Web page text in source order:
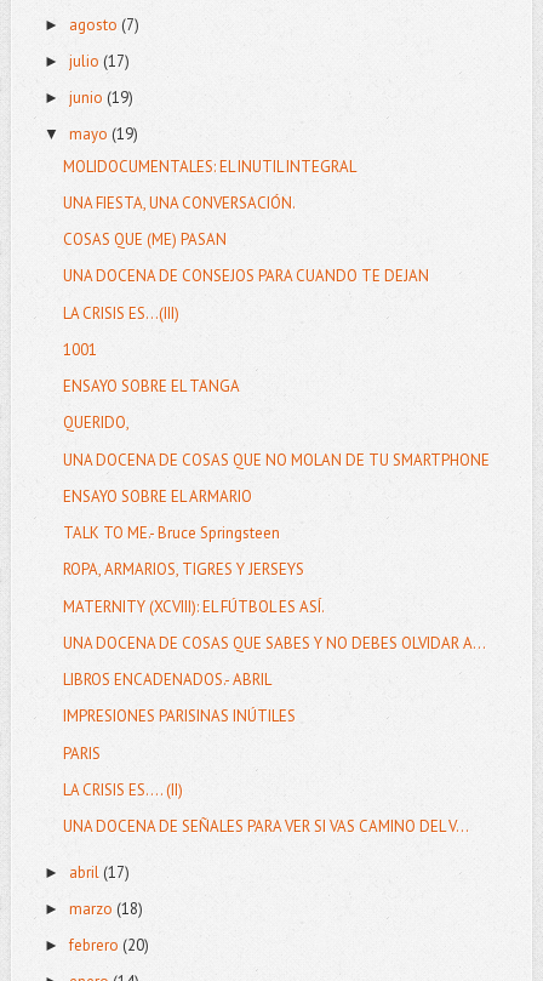
► agosto (7)
► julio (17)
► junio (19)
▼ mayo (19)
MOLIDOCUMENTALES: EL INUTIL INTEGRAL
UNA FIESTA, UNA CONVERSACIÓN.
COSAS QUE (ME) PASAN
UNA DOCENA DE CONSEJOS PARA CUANDO TE DEJAN
LA CRISIS ES...(III)
1001
ENSAYO SOBRE EL TANGA
QUERIDO,
UNA DOCENA DE COSAS QUE NO MOLAN DE TU SMARTPHONE
ENSAYO SOBRE EL ARMARIO
TALK TO ME.- Bruce Springsteen
ROPA, ARMARIOS, TIGRES Y JERSEYS
MATERNITY (XCVIII): EL FÚTBOL ES ASÍ.
UNA DOCENA DE COSAS QUE SABES Y NO DEBES OLVIDAR A...
LIBROS ENCADENADOS.- ABRIL
IMPRESIONES PARISINAS INÚTILES
PARIS
LA CRISIS ES.... (II)
UNA DOCENA DE SEÑALES PARA VER SI VAS CAMINO DEL V...
► abril (17)
► marzo (18)
►febrero (20)